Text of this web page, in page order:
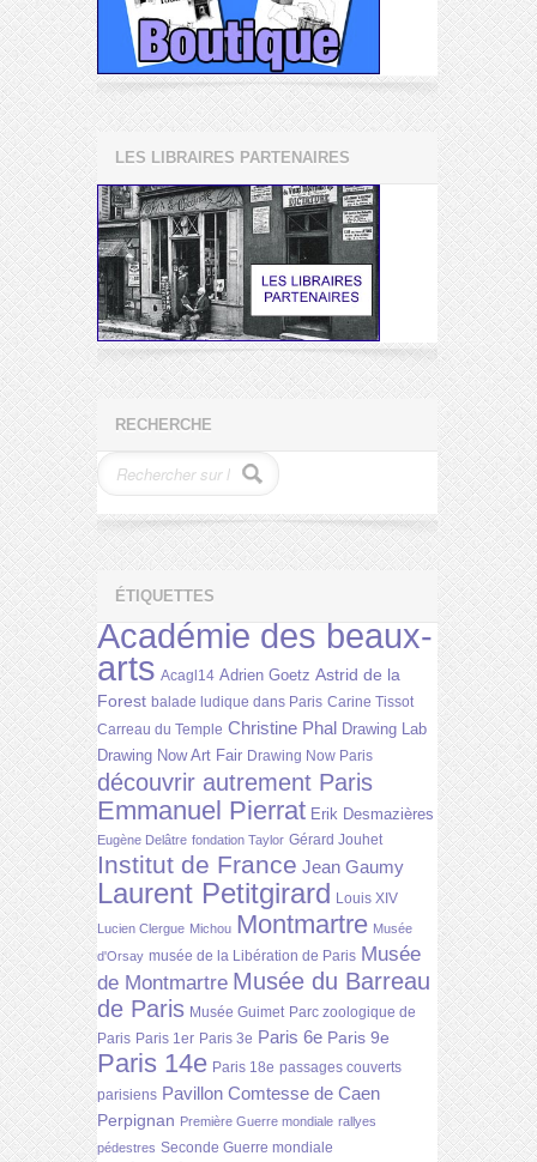
LES LIBRAIRES PARTENAIRES
RECHERCHE
ÉTIQUETTES
Académie des beaux-
arts Acagl14 Adrien Goetz Astrid de la
Forest balade ludique dans Paris Carine Tissot
Carreau du Temple Christine Phal Drawing Lab
Drawing Now Art Fair Drawing Now Paris
découvrir autrement Paris
Emmanuel Pierrat Erik Desmazières
Eugène Delâtre fondation Taylor Gérard Jouhet
Institut de France Jean Gaumy
Laurent Petitgirard Louis XIV
Lucien Clergue Michou Montmartre Musée
d'Orsay musée de la Libération de Paris Musée
de Montmartre Musée du Barreau
de Paris Musée Guimet Parc zoologique de
Paris Paris 1er Paris 3e Paris 6e Paris 9e
Paris 14e Paris 18e passages couverts
parisiens Pavillon Comtesse de Caen
Perpignan Première Guerre mondiale rallyes
pédestres Seconde Guerre mondiale